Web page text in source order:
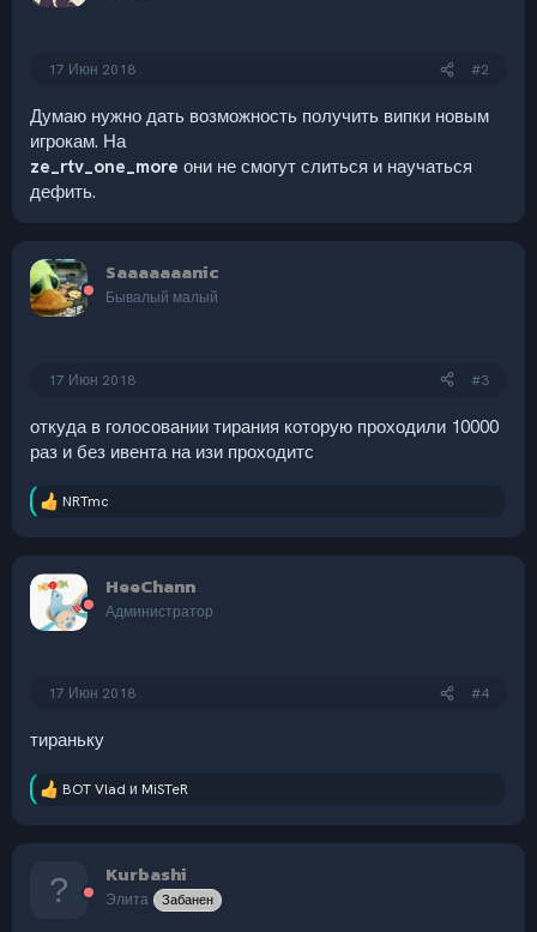
17 Июн 2018 #2
Думаю нужно дать возможность получить випки новым
игрокам. На
ze_rtv_one_more они не смогут слиться и научаться
дефить.
Saaaaaaanic
Бывалый малый
17 Июн 2018 #3
откуда в голосовании тирания которую проходили 10000
раз и без ивента на изи проходитс
Р
ц
и
NRTmc
HeeChann
Администратор
17 Июн 2018 #4
тираньку
Р
BOT Vlad и MiSTeR
Kurbashi
Элита Забанен